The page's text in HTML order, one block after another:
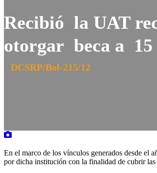
Recibió la UAT
otorgar beca a 15
DCSRP/Bol-215/12
En el marco de los vínculos generados desde el
por dicha institución con la finalidad de cubrir las